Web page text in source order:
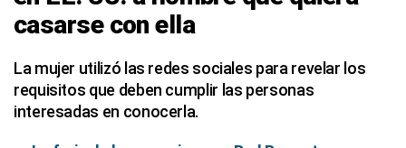
casarse con ella
La mujer utilizó las redes sociales para revelar los
requisitos que deben cumplir las personas
interesadas en conocerla.